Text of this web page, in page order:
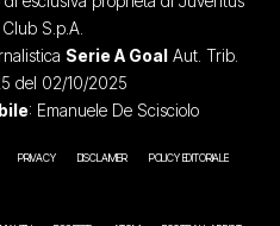
S.p.A.
Serie A Goal Aut. Trib.
del 02/10/2025
: Emanuele De Scisciolo
PRIVACY DISCLAIMER POLICY EDITORIALE